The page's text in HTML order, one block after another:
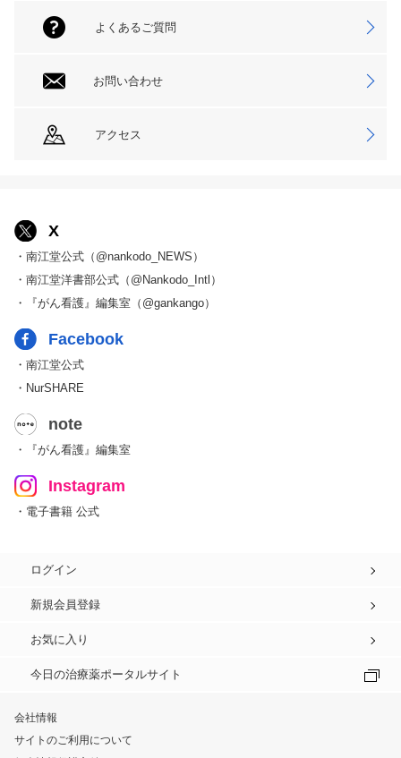
よくあるご質問
お問い合わせ
アクセス
X
・南江堂公式（@nankodo_NEWS）
・南江堂洋書部公式（@Nankodo_Intl）
・『がん看護』編集室（@gankango）
Facebook
・南江堂公式
・NurSHARE
note
・『がん看護』編集室
Instagram
・電子書籍 公式
ログイン
新規会員登録
お気に入り
今日の治療薬ポータルサイト
会社情報
サイトのご利用について